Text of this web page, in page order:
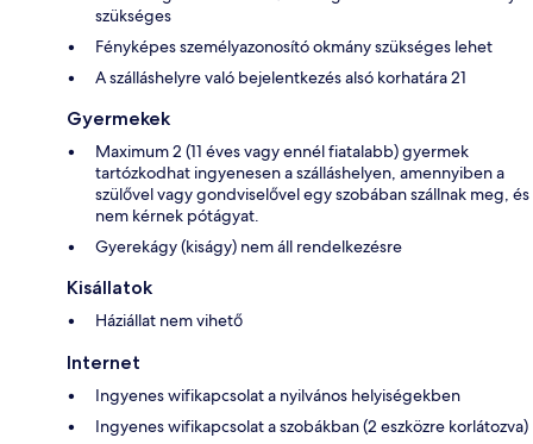
szükséges
Fényképes személyazonosító okmány szükséges lehet
A szálláshelyre való bejelentkezés alsó korhatára 21
Gyermekek
Maximum 2 (11 éves vagy ennél fiatalabb) gyermek
tartózkodhat ingyenesen a szálláshelyen, amennyiben a
szülővel vagy gondviselővel egy szobában szállnak meg, és
nem kérnek pótágyat.
Gyerekágy (kiságy) nem áll rendelkezésre
Kisállatok
Háziállat nem vihető
Internet
Ingyenes wifikapcsolat a nyilvános helyiségekben
Ingyenes wifikapcsolat a szobákban (2 eszközre korlátozva)